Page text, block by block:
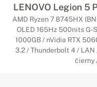
LENOVO Legion 5
AMD Ryzen 7 8745HX
OLED 165Hz 500nits G-
1000GB / nVidia RTX
3.2 / Thunderbolt 4 / LAN
čierny